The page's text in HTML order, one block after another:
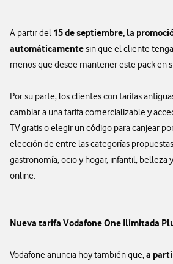
A partir del 15 de septiembre, la
automáticamentesin que el cliente
menos que desee mantener este pack en
Por su parte, los clientes con tarifas
cambiar a una tarifa comercializable y
TV gratis o elegir un código para canjear
elección de entre las categorías
gastronomía, ocio y hogar, infantil, belleza
online.
Nueva tarifa Vodafone One Ilimitada
Vodafone anuncia hoy también que,a